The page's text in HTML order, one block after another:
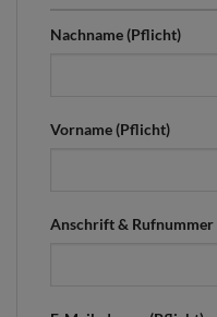
Nachname (Pflicht)
Vorname (Pflicht)
Anschrift &